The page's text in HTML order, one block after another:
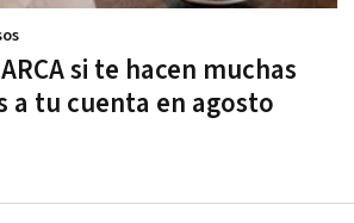
si te hacen muchas
a tu cuenta en agosto